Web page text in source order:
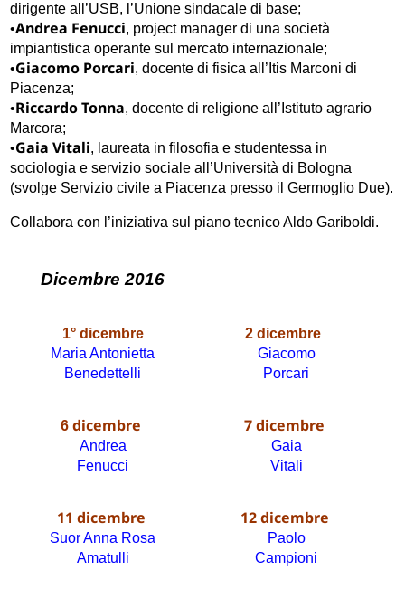
dirigente all’USB, l’Unione sindacale di base;
•Andrea Fenucci, project manager di una società
impiantistica operante sul mercato internazionale;
•Giacomo Porcari, docente di fisica all’Itis Marconi di
Piacenza;
•Riccardo Tonna, docente di religione all’Istituto agrario
Marcora;
•Gaia Vitali, laureata in filosofia e studentessa in
sociologia e servizio sociale all’Università di Bologna
(svolge Servizio civile a Piacenza presso il Germoglio Due).
Collabora con l’iniziativa sul piano tecnico Aldo Gariboldi.
Dicembre 2016
1° dicembre
Maria Antonietta
Benedettelli
2 dicembre
Giacomo
Porcari
6dicembre
Andrea
Fenucci
7 dicembre
Gaia
Vitali
11 dicembre
Suor Anna Rosa
Amatulli
12 dicembre
Paolo
Campioni